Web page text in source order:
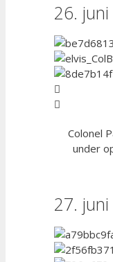
26.
Colonel
under
27.